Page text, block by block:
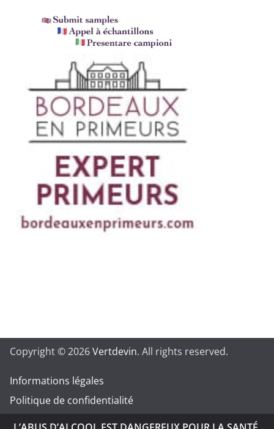
Copyright © 2026Vertdevin. All rights reserved.
Informations légales
Politique de confidentialité